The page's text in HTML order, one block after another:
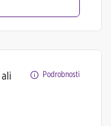
ali
Podrobnosti